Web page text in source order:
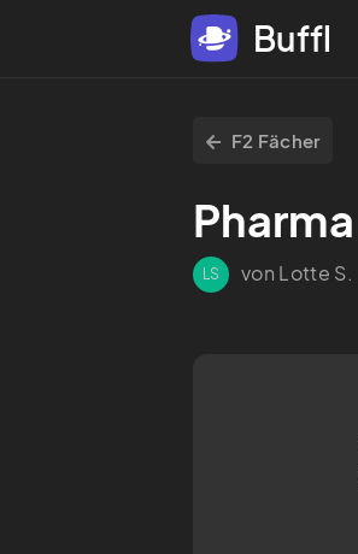
Buffl
F2 Fächer
Pharma
LS von Lotte S.